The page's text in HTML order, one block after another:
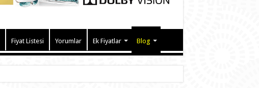
Fiyat Listesi Yorumlar Ek Fiyatlar Blog